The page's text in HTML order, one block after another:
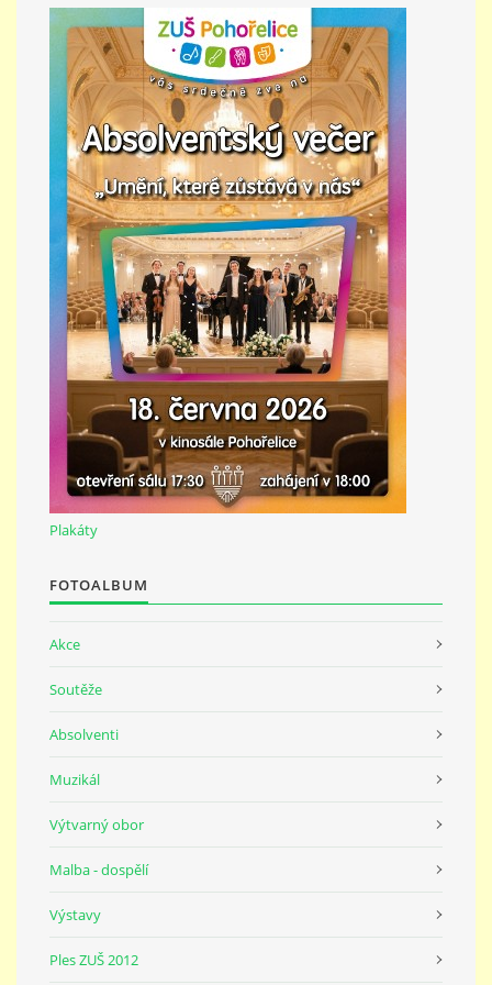
PŘÍMĚSTSKÝ TÁBOR
MISS VÝTVARNÝ MODEL
ZAMĚSTNÁNÍ
DOTACE
GDPR
ZUŠ Pohořelice
Školní 462
Pohořelice
691 23
Plakáty
FOTOALBUM
Akce
Soutěže
Absolventi
Muzikál
Výtvarný obor
Malba - dospělí
Výstavy
Ples ZUŠ 2012